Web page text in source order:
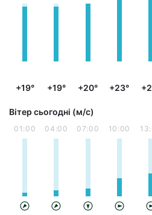
+19° +19° +20° +23°
Вітер сьогодні (м/с)
01:00 04:00 07:00 10:00